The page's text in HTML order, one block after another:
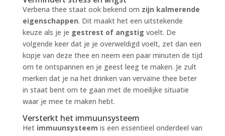
Verbena thee staat ook bekend om zijn kalmerende
eigenschappen. Dit maakt het een uitstekende
keuze als je je gestrest of angstig voelt. De
volgende keer dat je je overweldigd voelt, zet dan een
kopje van deze thee en neem een paar minuten de tijd
om te ontspannen en je geest leeg te maken. Je zult
merken dat je na het drinken van vervaïne thee beter
in staat bent om te gaan met de moeilijke situatie
waar je mee te maken hebt.
Versterkt het immuunsysteem
Hetimmuunsysteem is een essentieel onderdeel van